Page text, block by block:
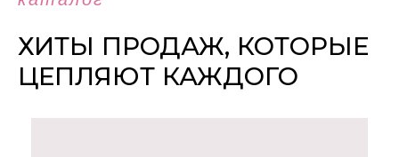
ХИТЫ ПРОДАЖ, КОТОРЫЕ
ЦЕПЛЯЮТ КАЖДОГО